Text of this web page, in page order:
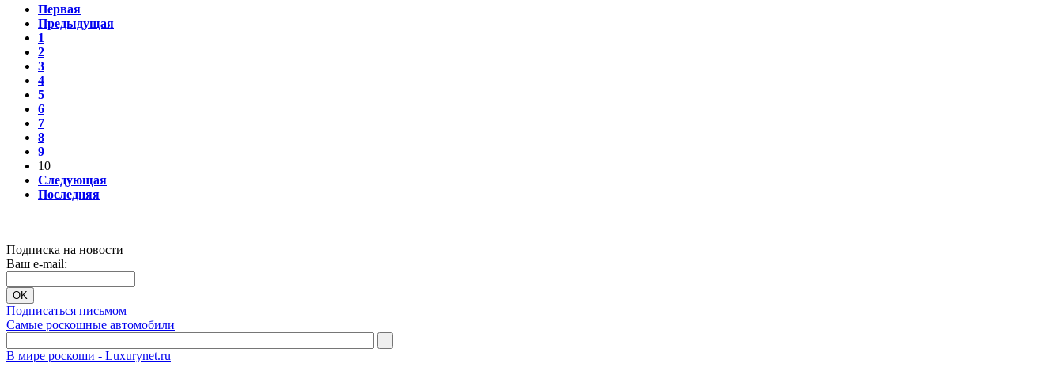
Первая
Предыдущая
1
2
3
4
5
6
7
8
9
10
Следующая
Последняя
Подписка на новости
Ваш e-mail:
Подписаться письмом
Самые роскошные автомобили
В мире роскоши - Luxurynet.ru